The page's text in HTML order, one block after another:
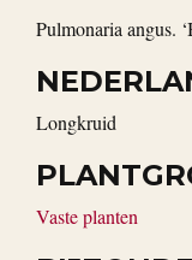
Pulmonaria angus.
Longkruid
Vaste planten